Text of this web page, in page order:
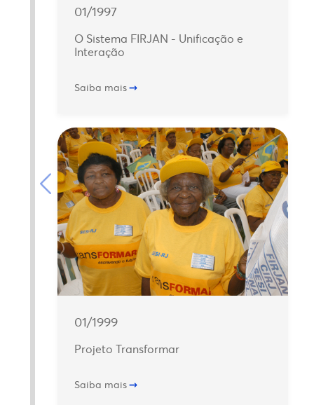
01/1997
O Sistema FIRJAN - Unificação e
Interação
Saiba mais
01/1999
Projeto Transformar
Saiba mais